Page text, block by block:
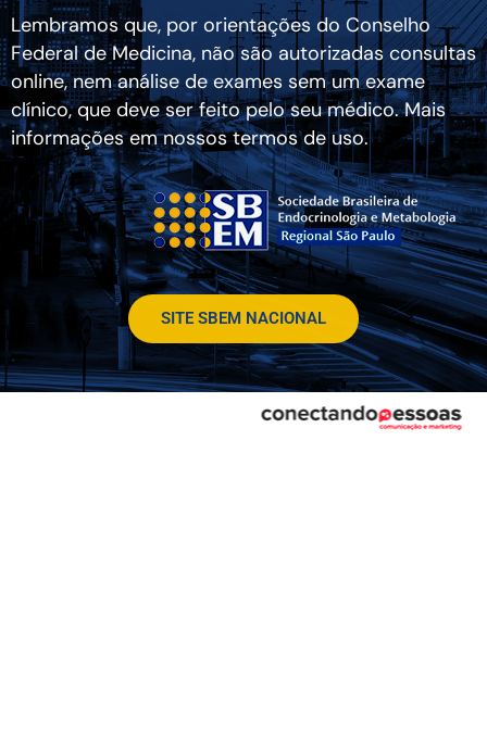
Lembramos que, por orientações do Conselho
Federal de Medicina, não são autorizadas consultas
online, nem análise de exames sem um exame
clínico, que deve ser feito pelo seu médico. Mais
informações em nossos termos de uso.
SITE SBEM NACIONAL